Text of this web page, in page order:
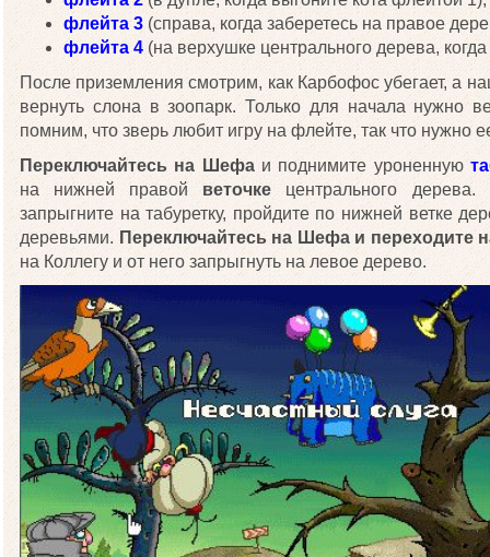
флейта 3 (справа, когда заберетесь на правое
флейта 4 (на верхушке центрального дерева,
После приземления смотрим, как Карбофос убегает, а
вернуть слона в зоопарк. Только для начала нужно
помним, что зверь любит игру на флейте, так что нужно
Переключайтесь на Шефаи поднимите уроненную
на нижней правой веточке центрального
запрыгните на табуретку, пройдите по нижней ветке
деревьями. Переключайтесь на Шефа и переходите
на Коллегу и от него запрыгнуть на левое дерево.